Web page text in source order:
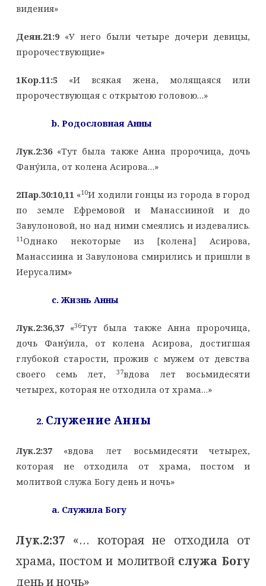
видения»
Деян.21:9«У него были четыре дочери девицы,
пророчествующие»
1Кор.11:5«И всякая жена, молящаяся или
пророчествующая с открытою головою…»
b. Родословная Анны
Лук.2:36«Тут была также Анна пророчица, дочь
Фану́ила, от колена Асирова…»
2Пар.30:10,11«10И ходили гонцы из города в город
по земле Ефремовой и Манассииной и до
Завулоновой, но над ними смеялись и издевались.
11Однако некоторые из [колена] Асирова,
Манассиина и Завулонова смирились и пришли в
Иерусалим»
c. Жизнь Анны
Лук.2:36,37«36Тут была также Анна пророчица,
дочь Фану́ила, от колена Асирова, достигшая
глубокой старости, прожив с мужем от девства
своего семь лет,
37вдова лет восьмидесяти
четырех, которая не отходила от храма…»
2. Служение Анны
Лук.2:37«вдова лет восьмидесяти четырех,
которая не отходила от храма, постом и
молитвой служа Богу день и ночь»
a. Служила Богу
Лук.2:37 «… которая не отходила от
храма, постом и молитвой служа Богу
день и ночь»